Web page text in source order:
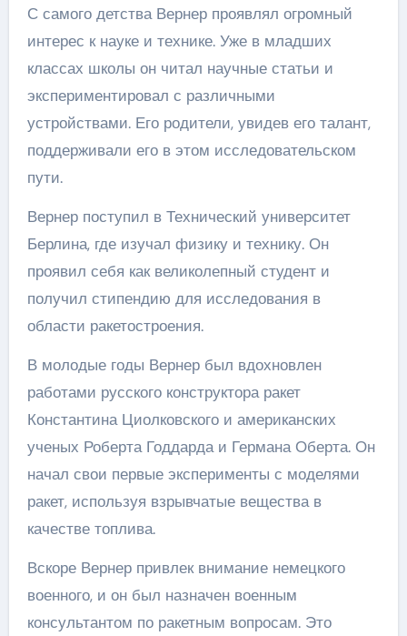
С самого детства Вернер проявлял огромный
интерес к науке и технике. Уже в младших
классах школы он читал научные статьи и
экспериментировал с различными
устройствами. Его родители, увидев его талант,
поддерживали его в этом исследовательском
пути.
Вернер поступил в Технический университет
Берлина, где изучал физику и технику. Он
проявил себя как великолепный студент и
получил стипендию для исследования в
области ракетостроения.
В молодые годы Вернер был вдохновлен
работами русского конструктора ракет
Константина Циолковского и американских
ученых Роберта Годдарда и Германа Оберта. Он
начал свои первые эксперименты с моделями
ракет, используя взрывчатые вещества в
качестве топлива.
Вскоре Вернер привлек внимание немецкого
военного, и он был назначен военным
консультантом по ракетным вопросам. Это